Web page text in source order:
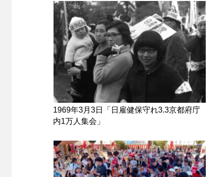
1969年3月3日「日雇健保守れ3.3京都府庁
内1万人集会」